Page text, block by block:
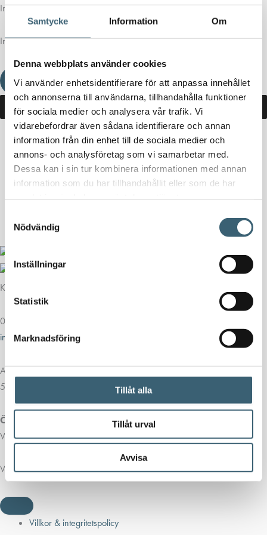
Samtycke Information Om
Denna webbplats använder cookies
Vi använder enhetsidentifierare för att anpassa innehållet
och annonserna till användarna, tillhandahålla funktioner
för sociala medier och analysera vår trafik. Vi
vidarebefordrar även sådana identifierare och annan
information från din enhet till de sociala medier och
annons- och analysföretag som vi samarbetar med.
Dessa kan i sin tur kombinera informationen med annan
information som du har tillhandahållit eller som de har
Nödvändig
Inställningar
Statistik
Marknadsföring
Tillåt alla
Tillåt urval
Avvisa
Inga produkter i varukorgen.
Inga produkter i varukorgen.
Fortsätt handla
Hem/Butik/ Produkter märkta ”nivåstyrning vattentank”
nivåstyrning vattentank
Kontakt
013-39 30 90
info@alvestadtanken.se
Algolgatan 7
583 30 Linköping
Öppettider butik:
Vardagar 07.00 - 16.00
Viktiga länkar
Villkor & integritetspolicy